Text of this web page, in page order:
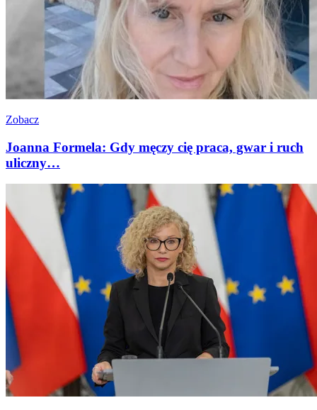
Zobacz
Joanna Formela: Gdy męczy cię praca, gwar i ruch
uliczny…